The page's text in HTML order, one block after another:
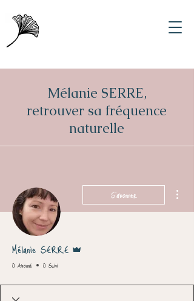
Mélanie SERRE,
retrouver sa fréquence
naturelle
S'abonner
Mélanie SERRE
0 Abonné 0 Suivi